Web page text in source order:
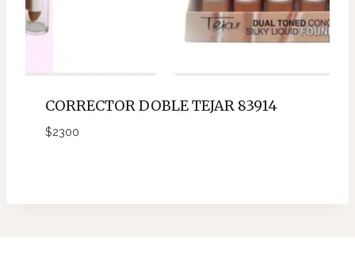
CORRECTOR DOBLE TEJAR 83914
$2300